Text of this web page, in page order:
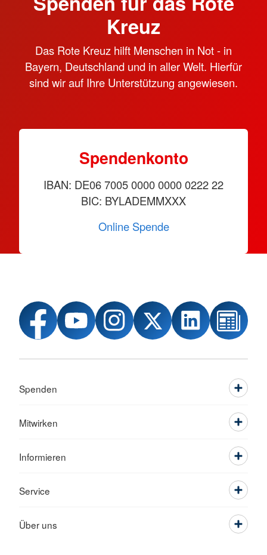
Kreuz
Das Rote Kreuz hilft Menschen in Not - in
Bayern, Deutschland und in aller Welt. Hierfür
sind wir auf Ihre Unterstützung angewiesen.
Spendenkonto
IBAN: DE06 7005 0000 0000 0222 22
BIC: BYLADEMMXXX
Online Spende
Spenden
Mitwirken
Informieren
Service
Über uns